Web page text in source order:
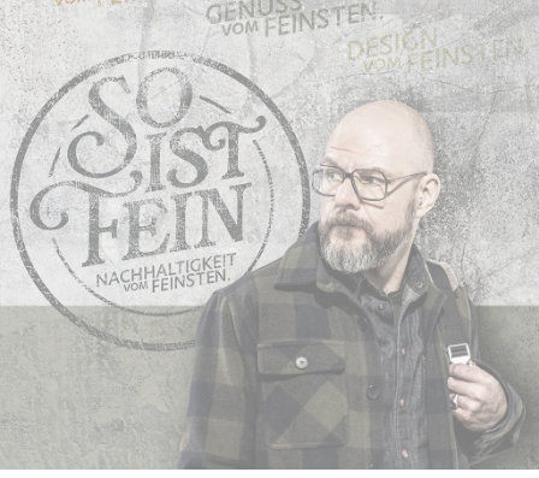
NACHHALTIGKEIT
VOM FEINSTEN
KOCHEN VOM
FEINSTEN
BLOG
KONTAKT